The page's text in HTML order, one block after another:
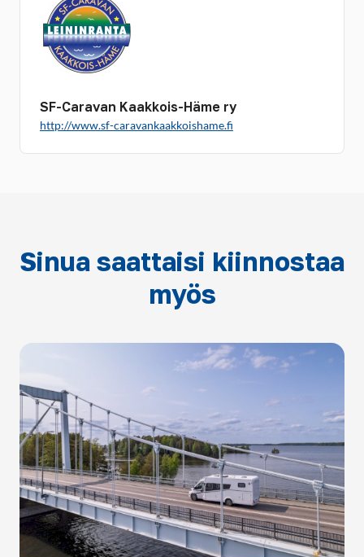
SF-Caravan Kaakkois-Häme ry
http://www.sf-caravankaakkoishame.fi
Sinua saattaisi kiinnostaa
myös